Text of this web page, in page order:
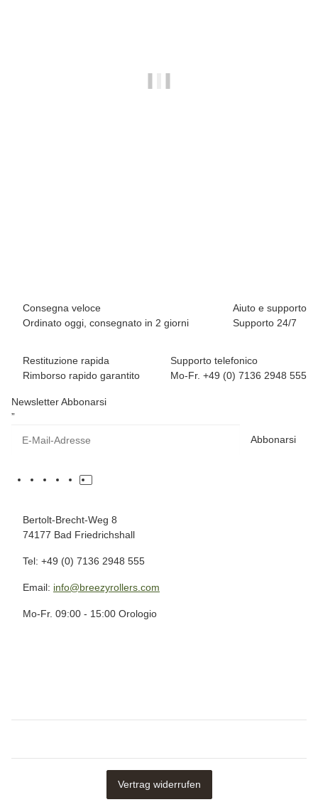
Consegna veloce
Ordinato oggi, consegnato in 2 giorni
Aiuto e supporto
Supporto 24/7
Restituzione rapida
Rimborso rapido garantito
Supporto telefonico
Mo-Fr. +49 (0) 7136 2948 555
Newsletter Abbonarsi
”
Abbonarsi
Bertolt-Brecht-Weg 8
74177 Bad Friedrichshall
Tel: +49 (0) 7136 2948 555
Email: info@breezyrollers.com
Mo-Fr. 09:00 - 15:00 Orologio
Vertrag widerrufen